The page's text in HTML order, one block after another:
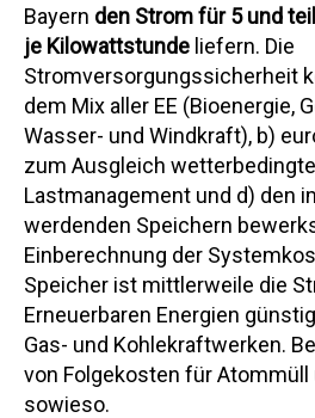
Bayern den Strom für 5 und
je Kilowattstunde liefern. Die
Stromversorgungssicherheit
dem Mix aller EE (Bioenergie,
Wasser- und Windkraft), b)
zum Ausgleich
Lastmanagement und d) den
werdenden Speichern
Einberechnung der
Speicher ist mittlerweile die
Erneuerbaren Energien
Gas- und Kohlekraftwerken.
von Folgekosten für Atommüll
sowieso.